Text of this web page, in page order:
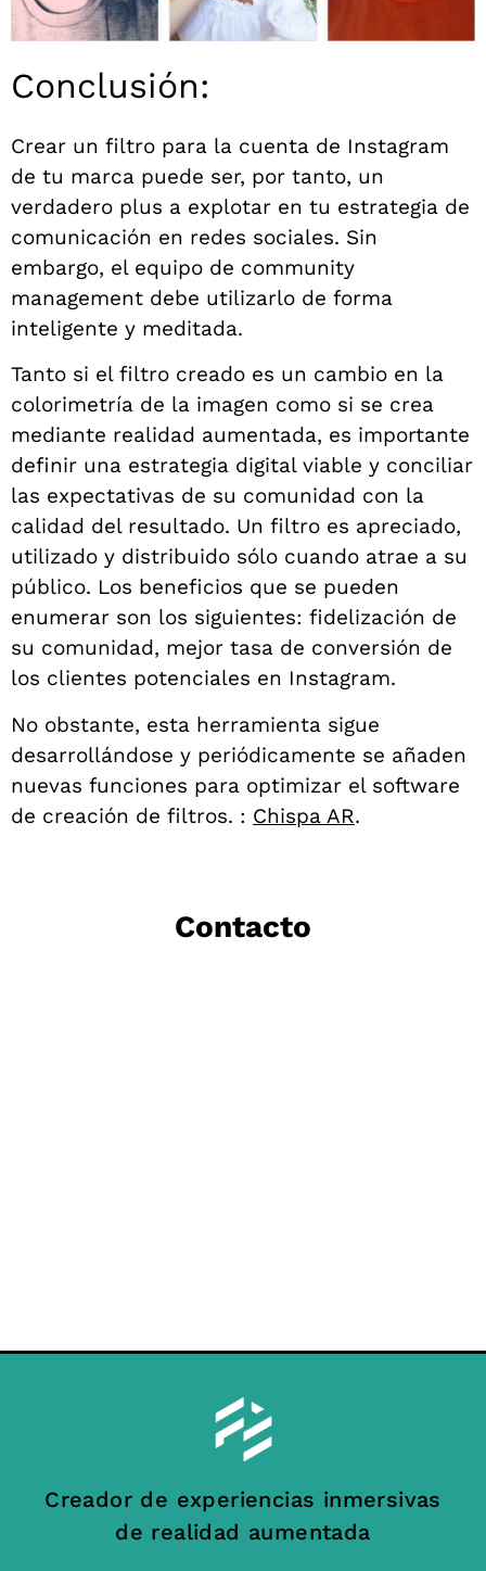
Conclusión:
Crear un filtro para la cuenta de Instagram
de tu marca puede ser, por tanto, un
verdadero plus a explotar en tu estrategia de
comunicación en redes sociales. Sin
embargo, el equipo de community
management debe utilizarlo de forma
inteligente y meditada.
Tanto si el filtro creado es un cambio en la
colorimetría de la imagen como si se crea
mediante realidad aumentada, es importante
definir una estrategia digital viable y conciliar
las expectativas de su comunidad con la
calidad del resultado. Un filtro es apreciado,
utilizado y distribuido sólo cuando atrae a su
público. Los beneficios que se pueden
enumerar son los siguientes: fidelización de
su comunidad, mejor tasa de conversión de
los clientes potenciales en Instagram.
No obstante, esta herramienta sigue
desarrollándose y periódicamente se añaden
nuevas funciones para optimizar el software
de creación de filtros. : Chispa AR.
Contacto
Creador de experiencias inmersivas
de realidad aumentada